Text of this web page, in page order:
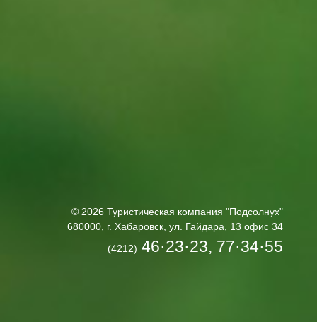
© 2026 Туристическая компания "Подсолнух"
680000, г. Хабаровск, ул. Гайдара, 13 офис 34
(4212) 46·23·23, 77·34·55